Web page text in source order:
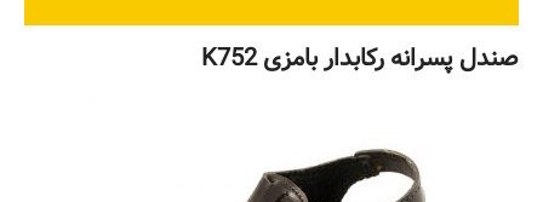
صندل پسرانه رکابدار بامزی K752